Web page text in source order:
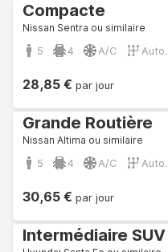
Compacte
Nissan Sentra ou similaire
5 4 A/C Auto.
28,85 € par jour
Grande Routière
Nissan Altima ou similaire
5 4 A/C Auto.
30,65 € par jour
Intermédiaire SUV